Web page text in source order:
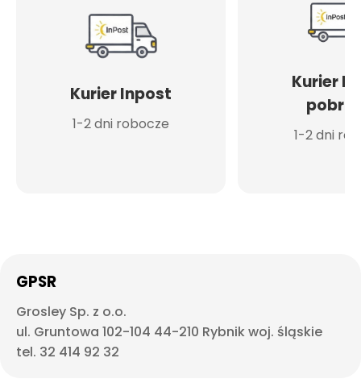
Kurier Inpost
1-2 dni robocze
Kurier
1-2 dni
GPSR
Grosley Sp. z o.o.
ul. Gruntowa 102-104 44-210 Rybnik woj. śląskie
tel. 32 414 92 32